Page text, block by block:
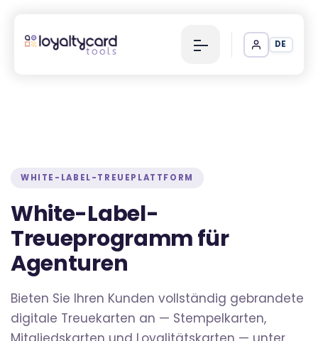
DE
WHITE-LABEL-TREUEPLATTFORM
White-Label-
Treueprogramm für
Agenturen
Bieten Sie Ihren Kunden vollständig gebrandete
digitale Treuekarten an — Stempelkarten,